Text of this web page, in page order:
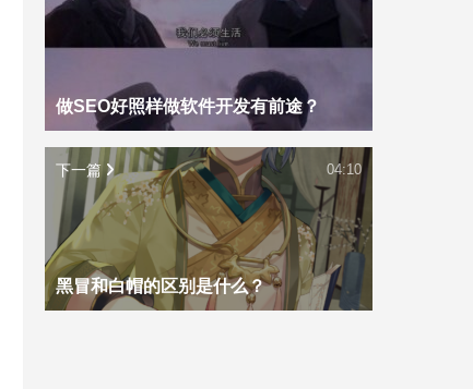
做SEO好照样做软件开发有前途？
下一篇
黑冒和白帽的区别是什么？
04:10